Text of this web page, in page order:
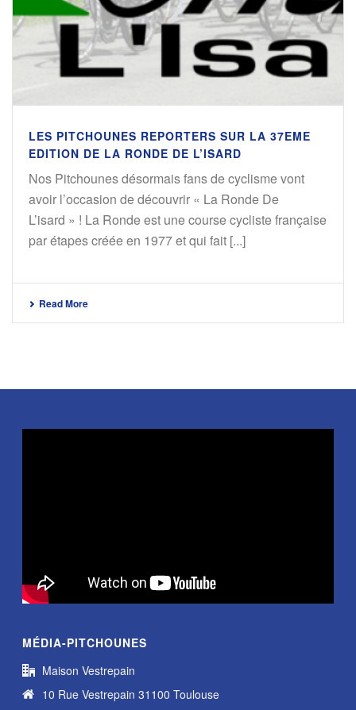
LES PITCHOUNES REPORTERS SUR LA 37EME
EDITION DE LA RONDE DE L’ISARD
Nos Pitchounes désormais fans de cyclisme vont
avoir l’occasion de découvrir « La Ronde De
L’isard » ! La Ronde est une course cycliste française
par étapes créée en 1977 et qui fait [...]
Read More
MÉDIA-PITCHOUNES
Maison Vestrepain
10 Rue Vestrepain 31100 Toulouse